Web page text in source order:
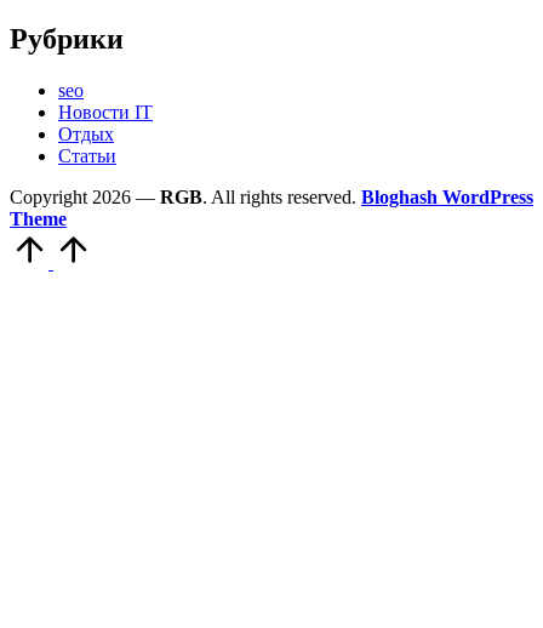
Рубрики
seo
Новости IT
Отдых
Статьи
Copyright 2026 — RGB. All rights reserved. Bloghash WordPress
Theme